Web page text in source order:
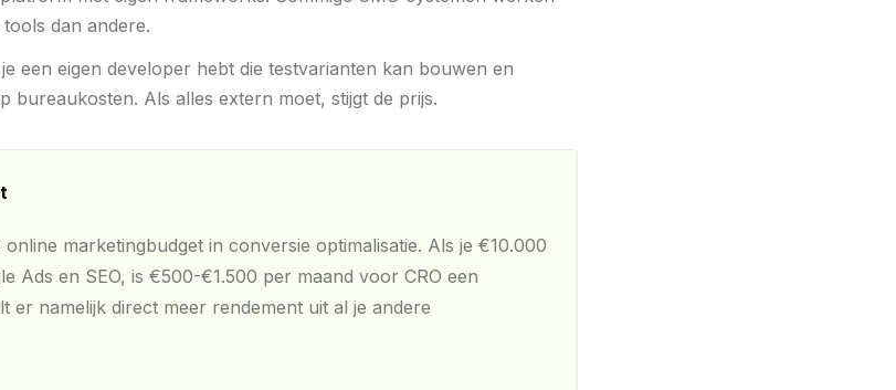
dan andere.
een eigen developer hebt die testvarianten kan bouwen en
bureaukosten. Als alles extern moet, stijgt de prijs.
marketingbudget in conversie optimalisatie. Als je €10.000
Ads en SEO, is €500-€1.500 per maand voor CRO een
er namelijk direct meer rendement uit al je andere